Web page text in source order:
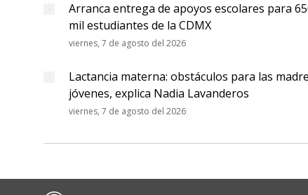
Arranca entrega de apoyos escolares para
mil estudiantes de la CDMX
viernes, 7 de agosto del 2026
Lactancia materna: obstáculos para las
jóvenes, explica Nadia Lavanderos
viernes, 7 de agosto del 2026